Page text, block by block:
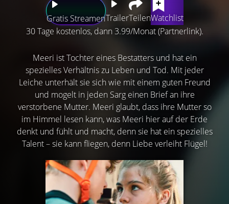
Gratis StreamenTrailerTeilenWatchlist
30 Tage kostenlos, dann 3.99/Monat (Partnerlink).
Meeri ist Tochter eines Bestatters und hat ein
spezielles Verhältnis zu Leben und Tod. Mit jeder
Leiche unterhält sie sich wie mit einem guten Freund
und mogelt in jeden Sarg einen Brief an ihre
verstorbene Mutter. Meeri glaubt, dass ihre Mutter so
im Himmel lesen kann, was Meeri hier auf der Erde
denkt und fühlt und macht, denn sie hat ein spezielles
Talent – sie kann fliegen, denn Liebe verleiht Flügel!